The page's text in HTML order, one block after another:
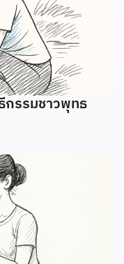
รรมชาวพุทธ